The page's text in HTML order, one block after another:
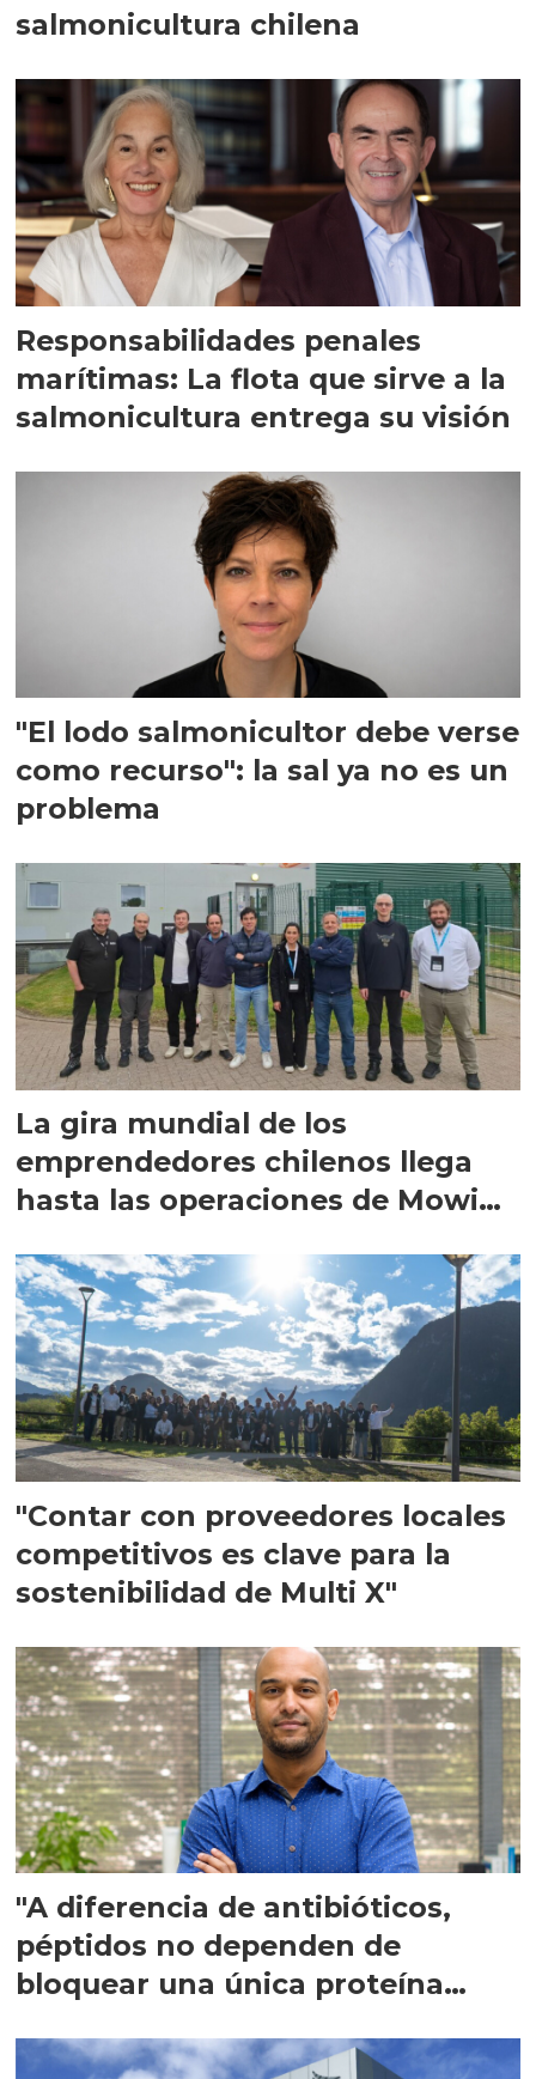
salmonicultura chilena
Responsabilidades penales
marítimas: La flota que sirve a la
salmonicultura entrega su visión
"El lodo salmonicultor debe verse
como recurso": la sal ya no es un
problema
La gira mundial de los
emprendedores chilenos llega
hasta las operaciones de Mowi
"Contar con proveedores locales
competitivos es clave para la
sostenibilidad de Multi X"
"A diferencia de antibióticos,
péptidos no dependen de
bloquear una única proteína